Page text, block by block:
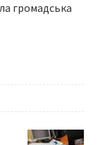
громадська